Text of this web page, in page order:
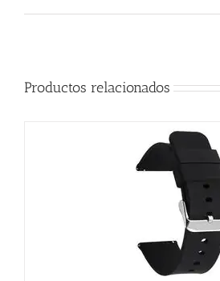
Productos relacionados